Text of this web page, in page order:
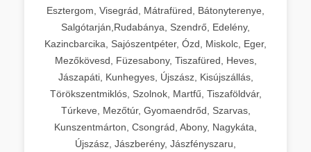
Esztergom, Visegrád, Mátrafüred, Bátonyterenye,
Salgótarján,Rudabánya, Szendrő, Edelény,
Kazincbarcika, Sajószentpéter, Ózd, Miskolc, Eger,
Mezőkövesd, Füzesabony, Tiszafüred, Heves,
Jászapáti, Kunhegyes, Újszász, Kisújszállás,
Törökszentmiklós, Szolnok, Martfű, Tiszaföldvár,
Túrkeve, Mezőtúr, Gyomaendrőd, Szarvas,
Kunszentmárton, Csongrád, Abony, Nagykáta,
Újszász, Jászberény, Jászfényszaru,